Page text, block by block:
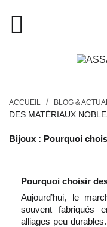

close
FEMMES
ENFANTS
ACCUEIL BLOG &
DES MATÉRIAUX
Bijoux : Pourquoi
Pourquoi choisir
Aujourd’hui, le
souvent fabriqués
alliages peu